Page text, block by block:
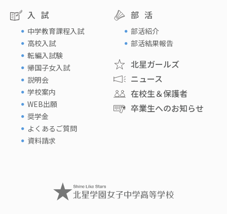
入試
中学教育課程入試
高校入試
転編入試験
帰国子女入試
説明会
学校案内
WEB出願
奨学金
よくあるご質問
資料請求
部活
部活紹介
部活結果報告
北星ガールズ
ニュース
在校生＆保護者
卒業生へのお知らせ